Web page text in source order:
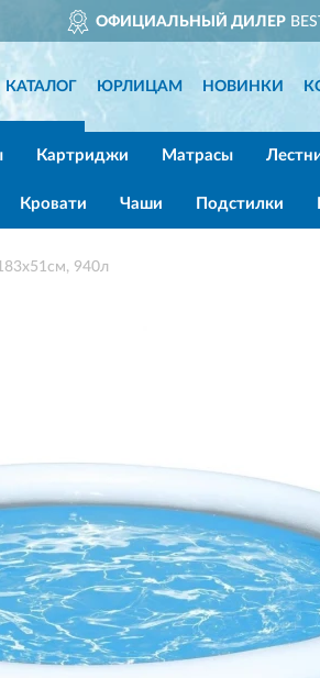
BESTWAY В РОССИИ
КАТАЛОГ ЮРЛИЦАМ НОВИНКИ
Картриджи Матрасы
Кровати Чаши Подстилки
940л